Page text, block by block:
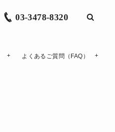
03-3478-8320
よくあるご質問（FAQ）